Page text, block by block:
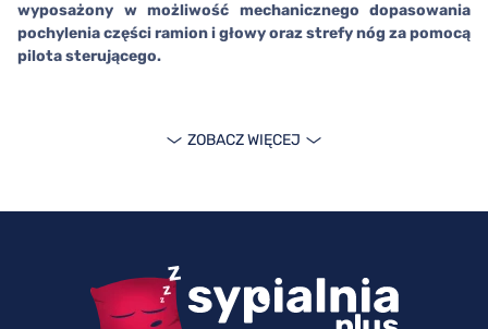
wyposażony w możliwość mechanicznego dopasowania
pochylenia części ramion i głowy oraz strefy nóg za pomocą
pilota sterującego.
wysokoelastycznych oraz piankowych. Jeśli właśnie taki
którą doceni Twój kręgosłup
ZOBACZ WIĘCEJ